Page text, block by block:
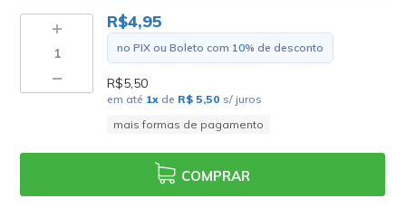
R$4,95
no PIX ou Boleto com 10% de desconto
R$5,50
em até 1x de R$ 5,50 s/ juros
mais formas de pagamento
COMPRAR